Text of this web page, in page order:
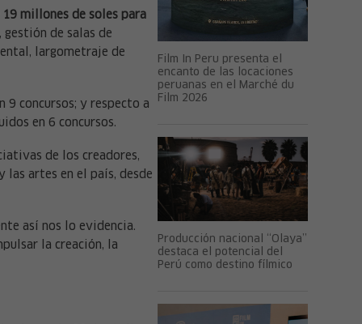
millones de soles para
de salas de
largometraje de
9 concursos; y respecto a
en 6 concursos.
de los creadores,
artes en el país, desde
así nos lo evidencia.
la creación, la
Film In Peru presenta el
encanto de las locaciones
peruanas en el Marché du
Film 2026
Producción nacional “Olaya”
destaca el potencial del
Perú como destino fílmico